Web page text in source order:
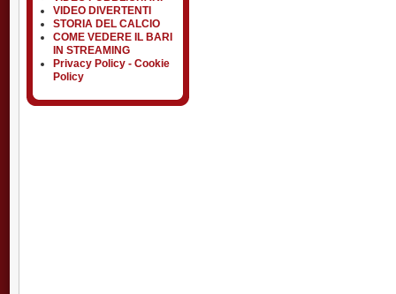
VIDEO DIVERTENTI
STORIA DEL CALCIO
COME VEDERE IL BARI
IN STREAMING
Privacy Policy - Cookie
Policy